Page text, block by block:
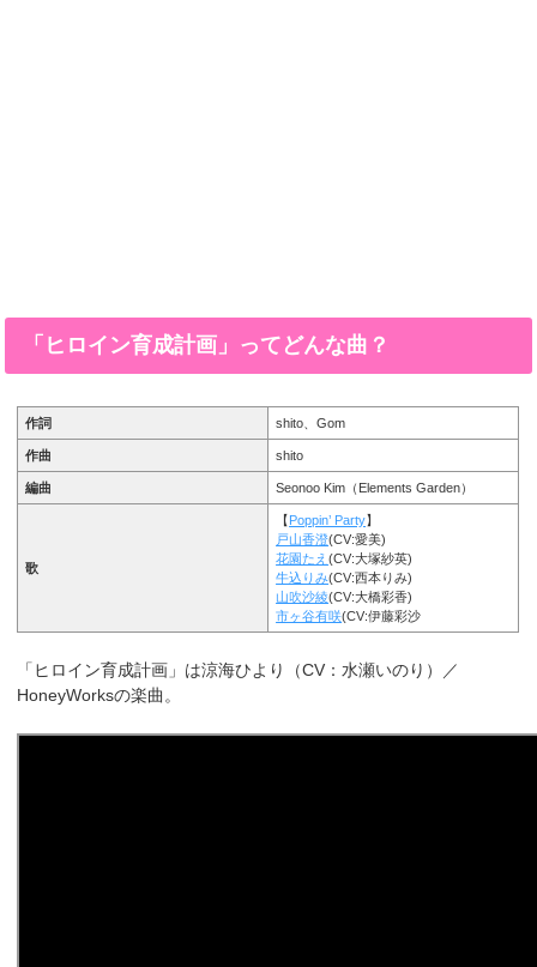
「ヒロイン育成計画」ってどんな曲？
作詞 shito、Gom
作曲 shito
編曲 Seonoo Kim（Elements Garden）
歌
【Poppin’ Party】
戸山香澄(CV:愛美)
花園たえ(CV:大塚紗英)
牛込りみ(CV:西本りみ)
山吹沙綾(CV:大橋彩香)
市ヶ谷有咲(CV:伊藤彩沙
「ヒロイン育成計画」は涼海ひより（CV：水瀬いのり）／
HoneyWorksの楽曲。